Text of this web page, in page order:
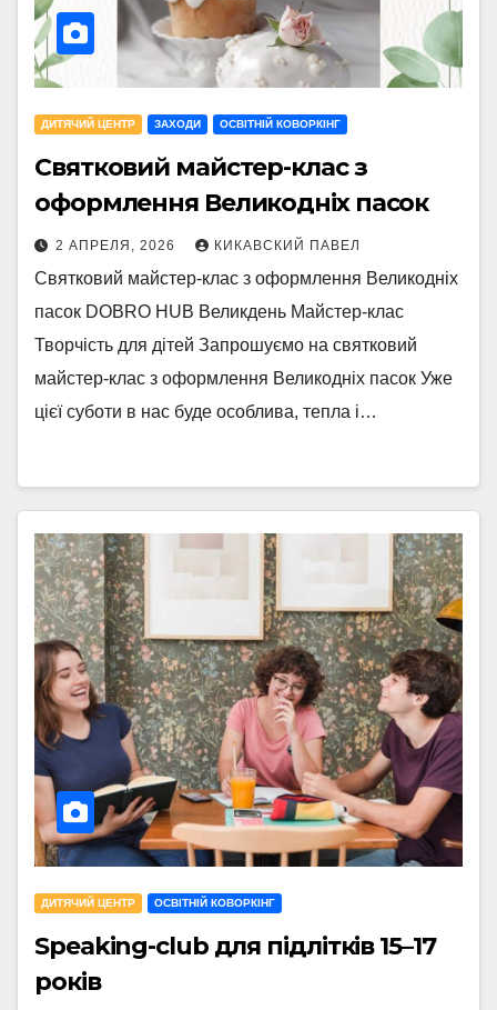
ДИТЯЧИЙ ЦЕНТР ЗАХОДИ ОСВІТНІЙ КОВОРКІНГ
Святковий майстер-клас з
оформлення Великодніх пасок
2 АПРЕЛЯ, 2026 КИКАВСКИЙ ПАВЕЛ
Святковий майстер-клас з оформлення Великодніх
пасок DOBRO HUB Великдень Майстер-клас
Творчість для дітей Запрошуємо на святковий
майстер-клас з оформлення Великодніх пасок Уже
цієї суботи в нас буде особлива, тепла і…
ДИТЯЧИЙ ЦЕНТР ОСВІТНІЙ КОВОРКІНГ
Speaking-club для підлітків 15–17
років